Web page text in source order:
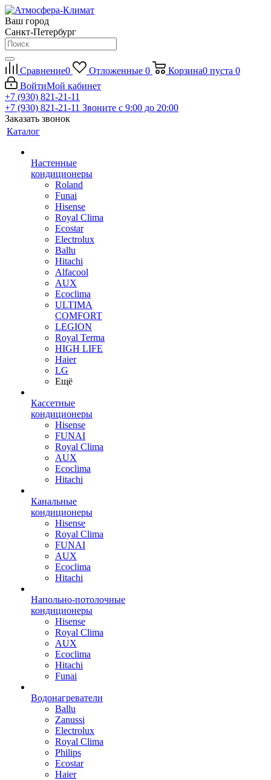
Ваш город
Санкт-Петербург
Сравнение0 Отложенные 0 Корзина0 пуста 0
ВойтиМой кабинет
+7 (930) 821-21-11
+7 (930) 821-21-11 Звоните с 9:00 до 20:00
Заказать звонок
Каталог
Настенные
кондиционеры
Roland
Funai
Hisense
Royal Clima
Ecostar
Electrolux
Ballu
Hitachi
Alfacool
AUX
Ecoclima
ULTIMA
COMFORT
LEGION
Royal Terma
HIGH LIFE
Haier
LG
Ещё
Кассетные
кондиционеры
Hisense
FUNAI
Royal Clima
AUX
Ecoclima
Hitachi
Канальные
кондиционеры
Hisense
Royal Clima
FUNAI
AUX
Ecoclima
Hitachi
Напольно-потолочные
кондиционеры
Hisense
Royal Clima
AUX
Ecoclima
Hitachi
Funai
Водонагреватели
Ballu
Zanussi
Electrolux
Royal Clima
Philips
Ecostar
Haier